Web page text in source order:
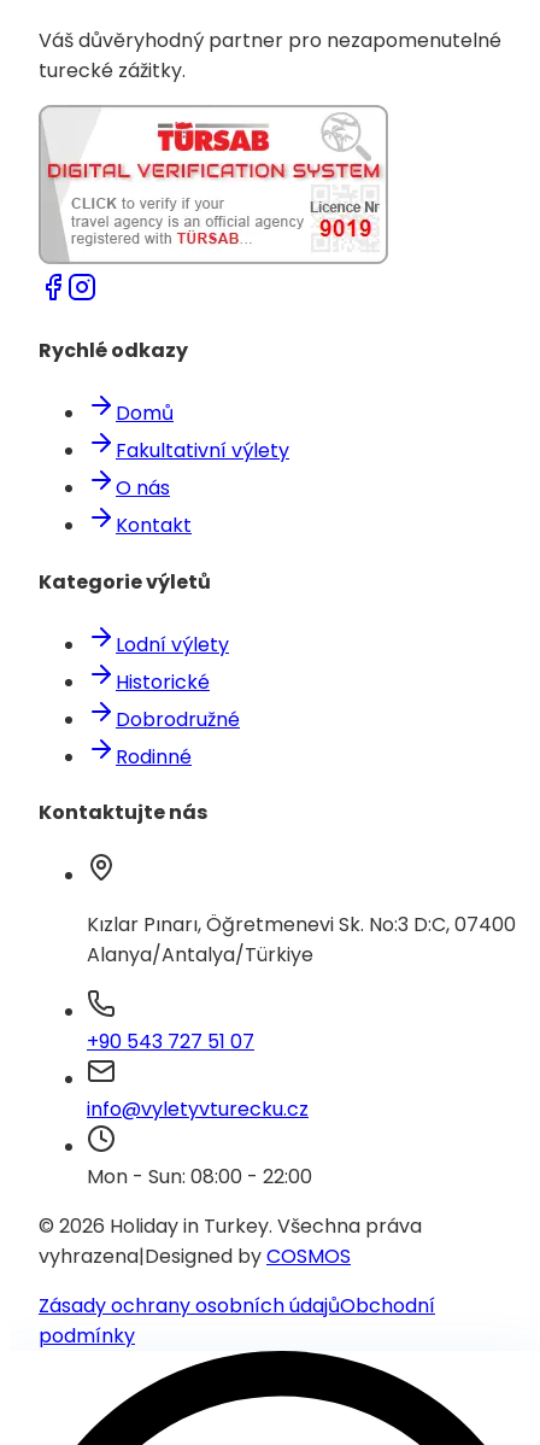
Váš důvěryhodný partner pro nezapomenutelné
turecké zážitky.
Rychlé odkazy
Domů
Fakultativní výlety
O nás
Kontakt
Kategorie výletů
Lodní výlety
Historické
Dobrodružné
Rodinné
Kontaktujte nás
Kızlar Pınarı, Öğretmenevi Sk. No:3 D:C, 07400
Alanya/Antalya/Türkiye
+90 543 727 51 07
info@vyletyvturecku.cz
Mon - Sun: 08:00 - 22:00
© 2026 Holiday in Turkey. Všechna práva
vyhrazena|Designed byCOSMOS
Zásady ochrany osobních údajůObchodní
podmínky